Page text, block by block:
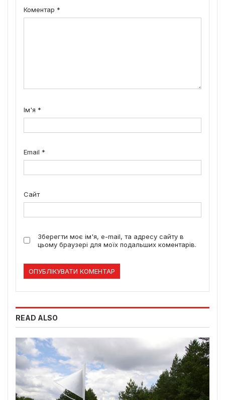
Коментар *
Ім'я *
Email *
Сайт
Зберегти моє ім'я, e-mail, та адресу сайту в
цьому браузері для моїх подальших коментарів.
READ ALSO